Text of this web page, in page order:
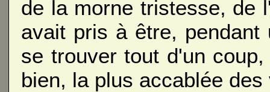
de la morne tristesse, de
avait pris à être,
se trouver tout d'un
bien, la plus accablée